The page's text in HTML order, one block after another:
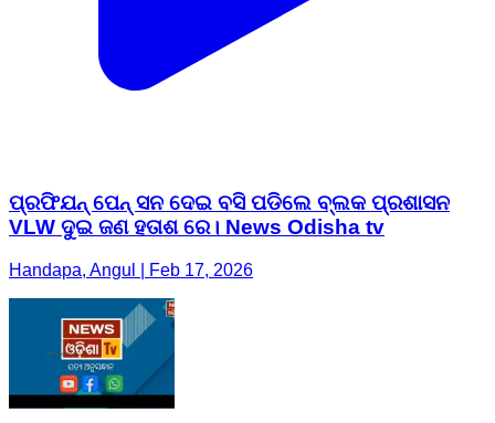
ପ୍ରଫିଯନ୍ ପେନ୍ ସନ ଦେଇ ବସି ପଡିଲେ ବ୍ଲକ ପ୍ରଶାସନ
VLW ଦୁଇ ଜଣ ହତାଶ ରେ। News Odisha tv
Handapa, Angul | Feb 17, 2026